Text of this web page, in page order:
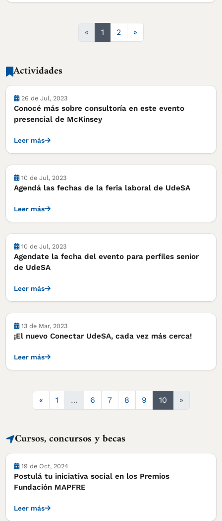
« 1 2 »
Actividades
Actividades
26 de Jul, 2023
Conocé más sobre consultoría en este evento
presencial de McKinsey
Leer más
Actividades
10 de Jul, 2023
Agendá las fechas de la feria laboral de UdeSA
Leer más
Actividades
10 de Jul, 2023
Agendate la fecha del evento para perfiles senior
de UdeSA
Leer más
Actividades
13 de Mar, 2023
¡El nuevo Conectar UdeSA, cada vez más cerca!
Leer más
«Anterior
1 … 6 7 8 9 10 »
Cursos, concursos y becas
Cursos, concursos y becas
19 de Oct, 2024
Postulá tu iniciativa social en los Premios
Fundación MAPFRE
Leer más